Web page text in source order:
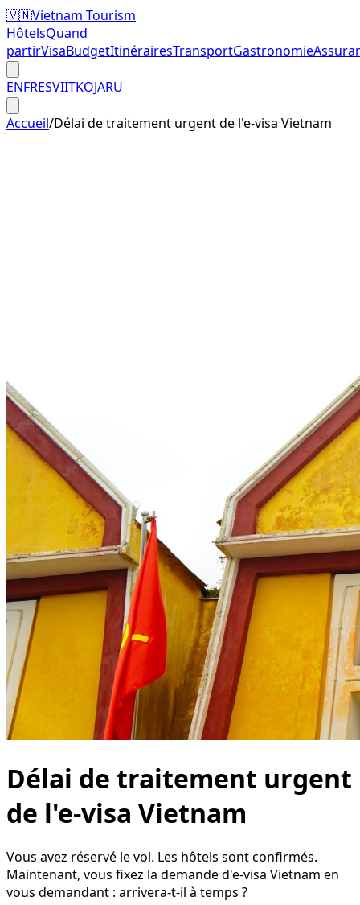
🇻🇳Vietnam Tourism
HôtelsQuand
partirVisaBudgetItinérairesTransportGastronomie
ENFRESVIITKOJARU
Accueil/Délai de traitement urgent de l'e-visa Vietnam
Délai de traitement urgent
de l'e-visa Vietnam
Vous avez réservé le vol. Les hôtels sont confirmés.
Maintenant, vous fixez la demande d'e-visa Vietnam en
vous demandant : arrivera-t-il à temps ?